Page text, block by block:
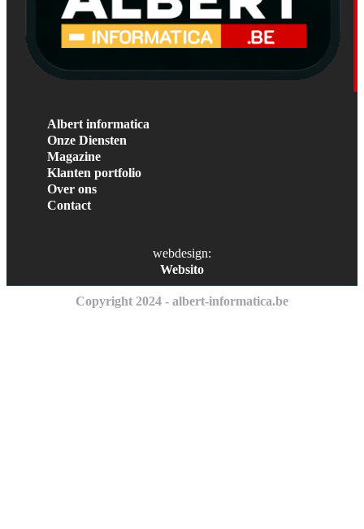
Albert informatica
Onze Diensten
Magazine
Klanten portfolio
Over ons
Contact
webdesign:
Websito
Copyright 2024 - albert-informatica.be